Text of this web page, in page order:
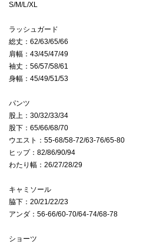
S/M/L/XL
ラッシュガード
総丈：62/63/65/66
肩幅：43/45/47/49
袖丈：56/57/58/61
身幅：45/49/51/53
パンツ
股上：30/32/33/34
股下：65/66/68/70
ウエスト：55-68/58-72/63-76/65-80
ヒップ：82/86/90/94
わたり幅：26/27/28/29
キャミソール
脇下：20/21/22/23
アンダ：56-66/60-70/64-74/68-78
ショーツ